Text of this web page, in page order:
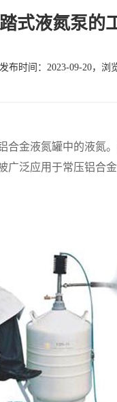
式液氮泵的
发布时间：2023-09-20，浏
金液氮罐中的液氮
广泛应用于常压铝合